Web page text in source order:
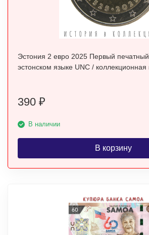
Эстония 2 евро 2025 Первый печатный
эстонском языке UNC / коллекционная
390 ₽
В наличии
В корзину